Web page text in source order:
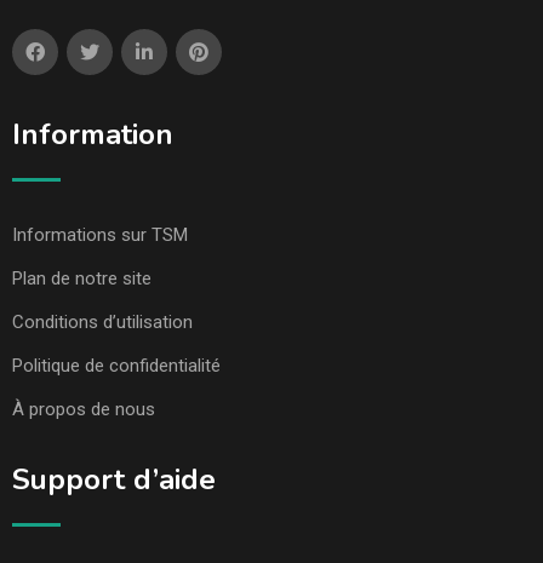
Information
Informations sur TSM
Plan de notre site
Conditions d’utilisation
Politique de confidentialité
À propos de nous
Support d’aide